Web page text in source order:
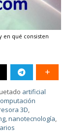
en qué consisten
artificial
3D,
,nanotecnología,